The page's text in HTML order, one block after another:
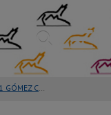
CRUELLS